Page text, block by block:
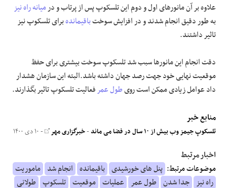
علاوه بر آن مانورهای اول و دوم این تلسکوپ پس از پرتاب و درمیانهراه نیز
به طور دقیق انجام شدند و در افزایش سوختباقیماندهبرای تلسکوپ نیز
تاثیر داشتند.
دقت انجام این مانورها سبب شد تلسکوپ سوخت بیشتری برای حفظ
موقعیت نهایی خود جهت رصد جهان داشته باشد.البته این سازمان هشدار
داد عوامل زیادی ممکن است رویطول عمرفعالیت تلسکوپ تاثیر بگذارند.
منابع خبر
تلسکوپ جیمز وب بیش از ۱۰ سال در فضا می ماند -خبرگزاری مهر - ۱۰ دی ۱۴۰۰
اخبار مرتبط
موضوعات مرتبط: پنل های خورشیدی باقیمانده انجام شد ماموریت
راه نیز جدا شدن طول عمر عملیات موقعیت تلسکوپ طولانی